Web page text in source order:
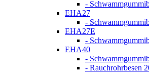
-
EHA27
-
EHA27E
-
EHA40
-
- Rauchrohrbesen